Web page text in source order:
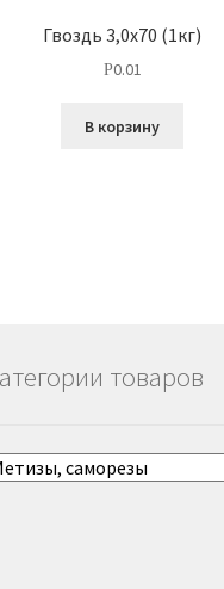
Гвоздь 3,0х70 (1кг)
Р0.01
В корзину
товаров